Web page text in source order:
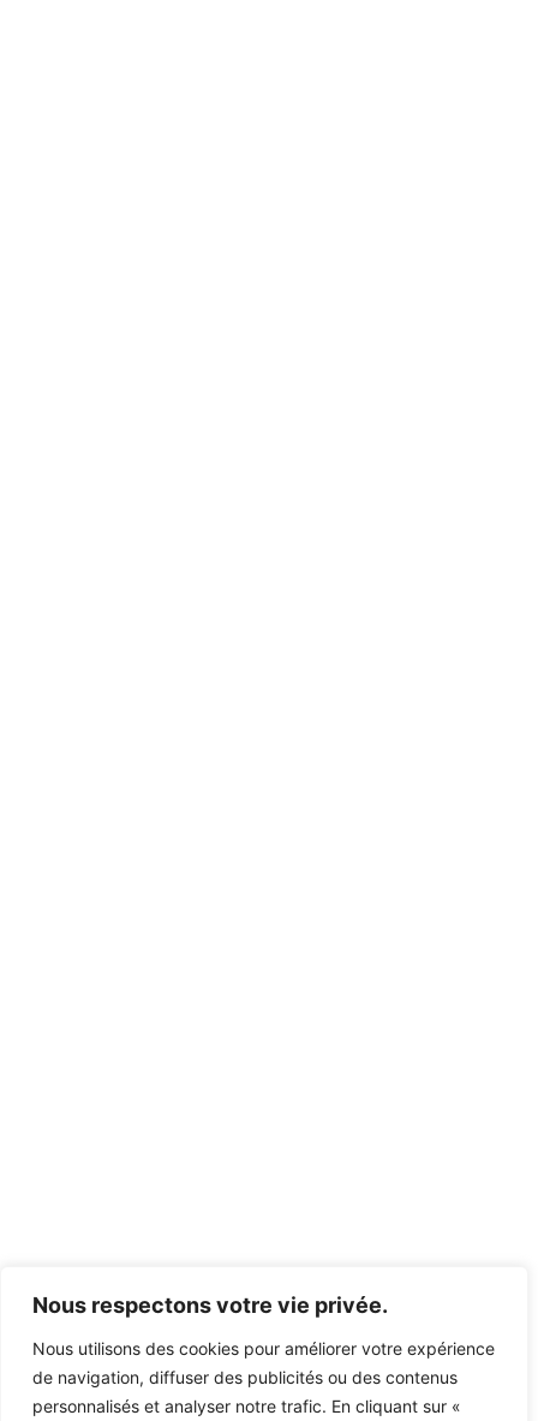
Nous respectons votre vie privée.
Nous utilisons des cookies pour améliorer votre expérience
de navigation, diffuser des publicités ou des contenus
personnalisés et analyser notre trafic. En cliquant sur «